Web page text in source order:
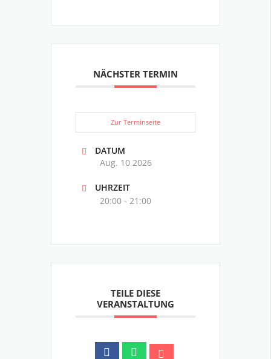
NÄCHSTER TERMIN
Zur Terminseite
DATUM
Aug. 10 2026
UHRZEIT
20:00 - 21:00
TEILE DIESE
VERANSTALTUNG